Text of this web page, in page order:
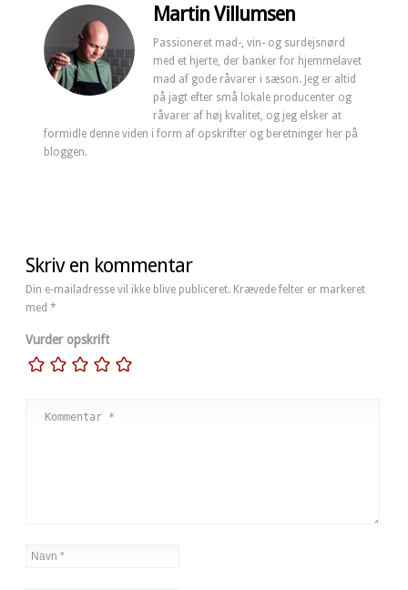
Martin Villumsen
Passioneret mad-, vin- og surdejsnørd
med et hjerte, der banker for hjemmelavet
mad af gode råvarer i sæson. Jeg er altid
på jagt efter små lokale producenter og
råvarer af høj kvalitet, og jeg elsker at
formidle denne viden i form af opskrifter og beretninger her på
bloggen.
Skriv en kommentar
Din e-mailadresse vil ikke blive publiceret. Krævede felter er markeret
med *
Vurder opskrift